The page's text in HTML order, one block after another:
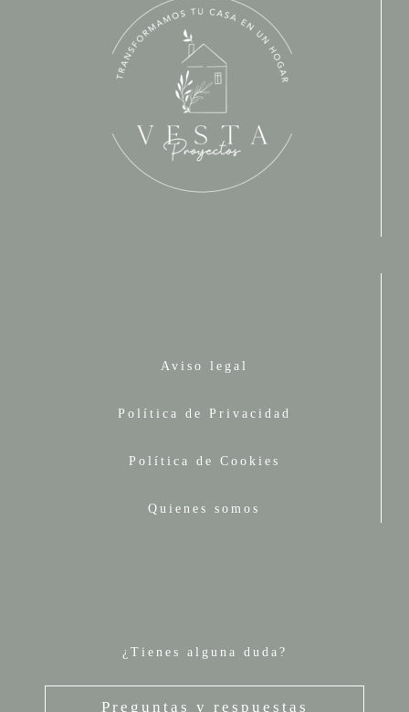
Aviso legal
Política de Privacidad
Política de Cookies
Quienes somos
¿Tienes alguna duda?
Preguntas y respuestas